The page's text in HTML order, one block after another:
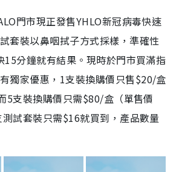
門市現正發售YHLO新冠病毒快速
套裝以鼻咽拭子方式採樣，準確性
15分鐘就有結果。現時於門市買滿指
獨家優惠，1支裝換購價只售$20/盒
5支裝換購價只需$80/盒（單售價
試套裝只需$16就買到，產品數量